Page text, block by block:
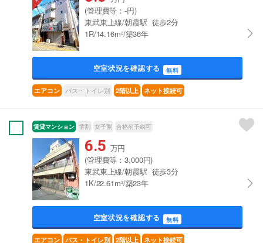
(管理費等：-円)
東武東上線/朝霞駅 徒歩2分
1R/14.16m²/築36年
空室状況を確認する 無料
エアコン バス・トイレ別 2階以上 ネット接続可
賃貸マンション 学割 女子割 合格前予約可
6.5 万円
(管理費等：3,000円)
東武東上線/朝霞駅 徒歩3分
1K/22.61m²/築23年
空室状況を確認する 無料
エアコン バス・トイレ別 2階以上 ネット接続可